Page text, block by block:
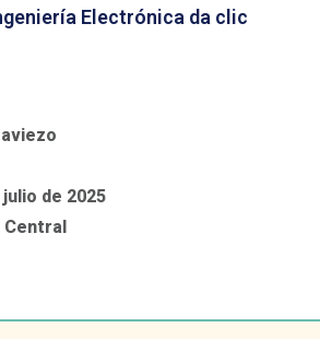
Electrónica da clic
de 2025
Central